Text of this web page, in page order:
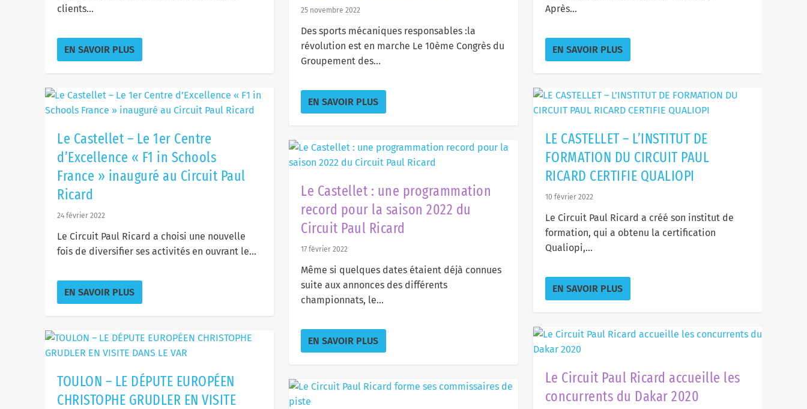
LE CASTELLET : LES PROFESSIONNELS DES SPORTS MÉCANIQUES EN POLE FACE A
LA RÉVOLUTION ÉNERGÉTIQUE !...
25 Nov 2022|Environnement & Développement durable
Ange Barde et le FERRARI CHALLENGE au Castellet ! 14-15 mai
12 Mai 2022|Sorties, Sports & Loisirs
Le Castellet – Le 1er Centre d’Excellence « F1 in Schools France » inauguré au
Circuit Paul Ri...
24 Fév 2022|Economie, Emploi, Innovation,Enseignement supérieur, Formation professionnelle,Var
clients...
EN SAVOIR PLUS
Le Castellet – Le 1er Centre
d’Excellence « F1 in Schools
France » inauguré au Circuit Paul
Ricard
24 février 2022
Le Circuit Paul Ricard a choisi une nouvelle
fois de diversifier ses activités en ouvrant le...
EN SAVOIR PLUS
TOULON – LE DÉPUTE EUROPÉEN
CHRISTOPHE GRUDLER EN VISITE
25 novembre 2022
Des sports mécaniques responsables :la
révolution est en marche Le 10ème Congrès du
Groupement des...
EN SAVOIR PLUS
Le Castellet : une programmation
record pour la saison 2022 du
Circuit Paul Ricard
17 février 2022
Même si quelques dates étaient déjà connues
suite aux annonces des différents
championnats, le...
EN SAVOIR PLUS
Après...
EN SAVOIR PLUS
LE CASTELLET – L’INSTITUT DE
FORMATION DU CIRCUIT PAUL
RICARD CERTIFIE QUALIOPI
10 février 2022
Le Circuit Paul Ricard a créé son institut de
formation, qui a obtenu la certification
Qualiopi,...
EN SAVOIR PLUS
Le Circuit Paul Ricard accueille les
concurrents du Dakar 2020